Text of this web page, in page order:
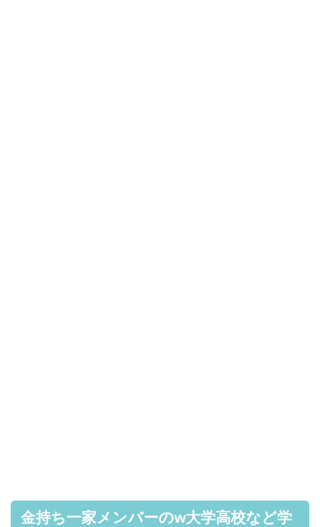
金持ち一家メンバーのw大学高校など学